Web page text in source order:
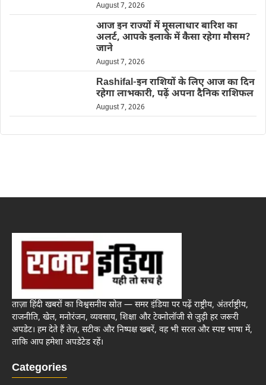
August 7, 2026
आज इन राज्यों में मूसलाधार बारिश का
अलर्ट, आपके इलाके में कैसा रहेगा मौसम?
जाने
August 7, 2026
Rashifal-इन राशियों के लिए आज का दिन
रहेगा लाभकारी, पढ़ें अपना दैनिक राशिफल
August 7, 2026
ताज़ा हिंदी खबरों का विश्वसनीय स्रोत — समर इंडिया पर पढ़ें राष्ट्रीय, अंतर्राष्ट्रीय,
राजनीति, खेल, मनोरंजन, व्यवसाय, शिक्षा और टेक्नोलॉजी से जुड़ी हर जरूरी
अपडेट। हम देते हैं तेज़, सटीक और निष्पक्ष खबरें, वह भी सरल और स्पष्ट भाषा में,
ताकि आप हमेशा अपडेटेड रहें।
Categories